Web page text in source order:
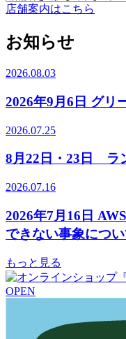
店舗案内はこちら
お知らせ
2026.08.03
2026年9月6日 グリ
2026.07.25
8月22日・23日 ラ
2026.07.16
2026年7月16日
できない事象につ
もっと見る